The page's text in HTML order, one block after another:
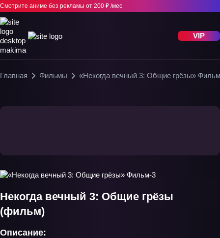
Смотрите аниме без рекламы от 200 ₽ /мес
VIP
Главная Фильмы «Некогда вечный 3: Общие грёзы»
Некогда вечный 3: Общие грёзы
(фильм)
Описание: